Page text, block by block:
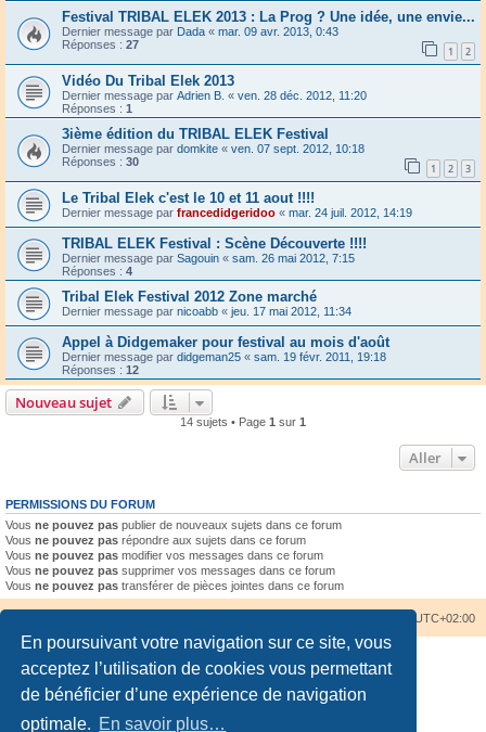
En poursuivant votre navigation sur ce site, vous
acceptez l’utilisation de cookies vous permettant
de bénéficier d’une expérience de navigation
optimale. En savoir plus…
Festival TRIBAL ELEK 2013 : La Prog ? Une idée, une envie...
Dernier message par Dada « mar. 09 avr. 2013, 0:43
Réponses : 27 1 2
Vidéo Du Tribal Elek 2013
Dernier message par Adrien B. « ven. 28 déc. 2012, 11:20
Réponses : 1
3ième édition du TRIBAL ELEK Festival
Dernier message par domkite « ven. 07 sept. 2012, 10:18
Réponses : 30 1 2 3
Le Tribal Elek c'est le 10 et 11 aout !!!!
Dernier message par francedidgeridoo « mar. 24 juil. 2012, 14:19
TRIBAL ELEK Festival : Scène Découverte !!!!
Dernier message par Sagouin « sam. 26 mai 2012, 7:15
Réponses : 4
Tribal Elek Festival 2012 Zone marché
Dernier message par nicoabb « jeu. 17 mai 2012, 11:34
Appel à Didgemaker pour festival au mois d'août
Dernier message par didgeman25 « sam. 19 févr. 2011, 19:18
Réponses : 12
Nouveau sujet
14 sujets • Page 1 sur 1
Aller
PERMISSIONS DU FORUM
Vous ne pouvez pas publier de nouveaux sujets dans ce forum
Vous ne pouvez pas répondre aux sujets dans ce forum
Vous ne pouvez pas modifier vos messages dans ce forum
Vous ne pouvez pas supprimer vos messages dans ce forum
Vous ne pouvez pas transférer de pièces jointes dans ce forum
UTC+02:00